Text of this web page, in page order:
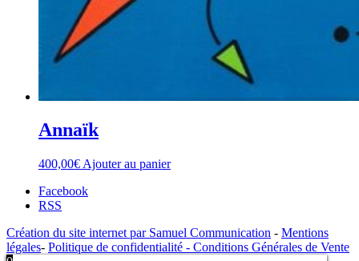
Annaïk
400,00€ Ajouter au panier
Facebook
RSS
Création du site internet par Samuel Communication - Mentions
légales- Politique de confidentialité - Conditions Générales de Vente